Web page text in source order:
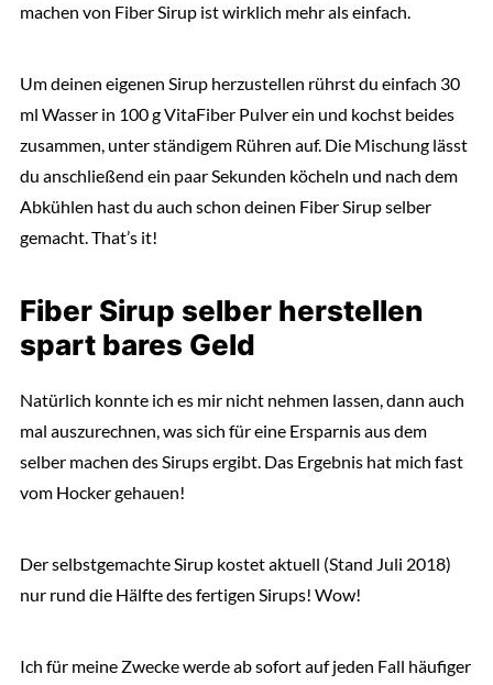
machen von Fiber Sirup ist wirklich mehr als einfach.
Um deinen eigenen Sirup herzustellen rührst du einfach 30
ml Wasser in 100 g VitaFiber Pulver ein und kochst beides
zusammen, unter ständigem Rühren auf. Die Mischung lässt
du anschließend ein paar Sekunden köcheln und nach dem
Abkühlen hast du auch schon deinen Fiber Sirup selber
gemacht. That’s it!
Fiber Sirup selber herstellen
spart bares Geld
Natürlich konnte ich es mir nicht nehmen lassen, dann auch
mal auszurechnen, was sich für eine Ersparnis aus dem
selber machen des Sirups ergibt. Das Ergebnis hat mich fast
vom Hocker gehauen!
Der selbstgemachte Sirup kostet aktuell (Stand Juli 2018)
nur rund die Hälfte des fertigen Sirups! Wow!
Ich für meine Zwecke werde ab sofort auf jeden Fall häufiger